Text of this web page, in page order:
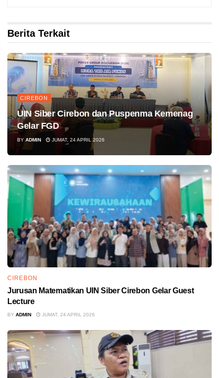
Berita Terkait
CIREBON
UIN Siber Cirebon dan Puspenma Kemenag
Gelar FGD
BY ADMIN JUMAT, 24 APRIL 2026
CIREBON
Jurusan Matematikan UIN Siber Cirebon Gelar Guest
Lecture
BY ADMIN JUMAT, 24 APRIL 2026